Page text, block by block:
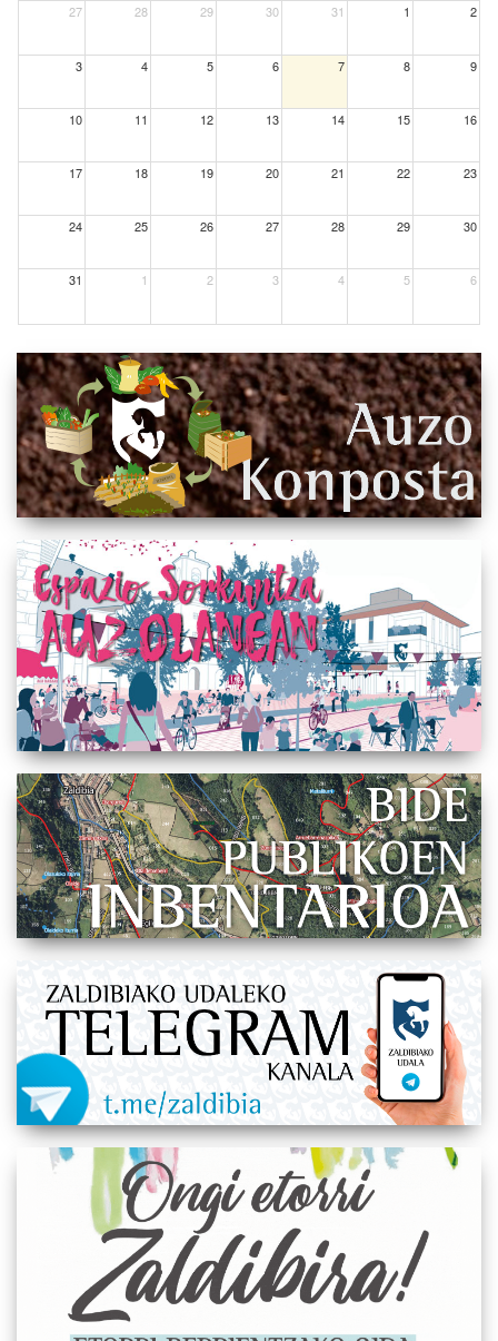
27 28 29 30 31 1 2
3 4 5 6 7 8 9
10 11 12 13 14 15 16
17 18 19 20 21 22 23
24 25 26 27 28 29 30
31 1 2 3 4 5 6